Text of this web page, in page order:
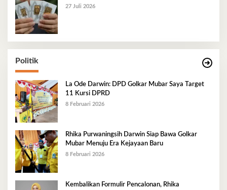
27 Juli 2026
Politik
La Ode Darwin: DPD Golkar Mubar Saya Target
11 Kursi DPRD
8 Februari 2026
Rhika Purwaningsih Darwin Siap Bawa Golkar
Mubar Menuju Era Kejayaan Baru
8 Februari 2026
Kembalikan Formulir Pencalonan, Rhika